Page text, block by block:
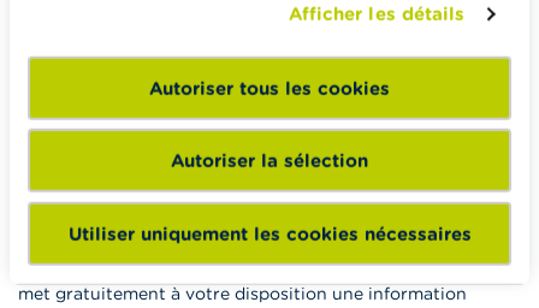
Afficher les détails
Autoriser tous les cookies
Autoriser la sélection
Utiliser uniquement les cookies nécessaires
Wikifin.be veut vous aider dans vos décisions financières. Il
met gratuitement à votre disposition une information